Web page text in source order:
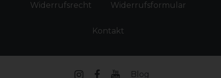
Widerrufs­recht Widerrufs­formular
Kontakt
Blog